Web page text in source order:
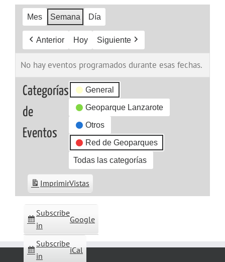
Mes Semana Día
Anterior Hoy Siguiente
No hay eventos programados durante esas fechas.
Categorías
de
Eventos
General
Geoparque Lanzarote
Otros
Red de Geoparques
Todas las categorías
Subscribe
in
Google
Subscribe
in
iCal
ImprimirVistas